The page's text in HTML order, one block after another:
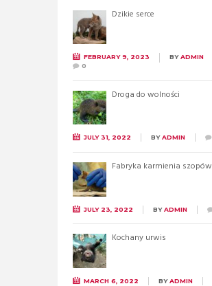
Dzikie serce
FEBRUARY 9, 2023 BYADMIN
0
Droga do wolności
JULY 31, 2022 BYADMIN
Fabryka karmienia szopów
JULY 23, 2022 BYADMIN
Kochany urwis
MARCH 6, 2022 BYADMIN